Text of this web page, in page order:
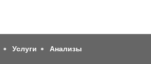
Услуги
Анализы